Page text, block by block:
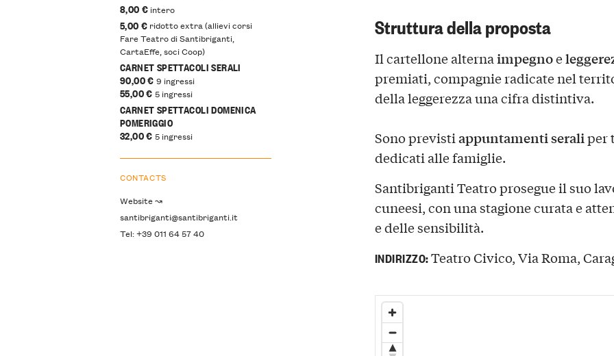
Struttura della proposta
Il cartellone alternaimpegnoe
premiati, compagnie radicate nel
della leggerezza una cifra distintiva.
Sono previstiappuntamenti seraliper
dedicati alle famiglie.
Santibriganti Teatro prosegue il suo
cuneesi, con una stagione curata e
e delle sensibilità.
8,00 € intero
5,00 € ridotto extra (allievi corsi
Fare Teatro di Santibriganti,
CartaEffe, soci Coop)
CARNET SPETTACOLI SERALI
90,00 € 9 ingressi
55,00 € 5 ingressi
CARNET SPETTACOLI DOMENICA
POMERIGGIO
32,00 € 5 ingressi
CONTACTS
Website ↝
santibriganti@santibriganti.it
Tel: +39 011 64 57 40
INDIRIZZO:Teatro Civico, Via Roma,